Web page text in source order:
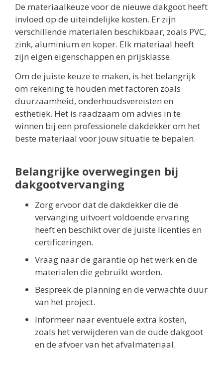
De materiaalkeuze voor de nieuwe dakgoot heeft
invloed op de uiteindelijke kosten. Er zijn
verschillende materialen beschikbaar, zoals PVC,
zink, aluminium en koper. Elk materiaal heeft
zijn eigen eigenschappen en prijsklasse.
Om de juiste keuze te maken, is het belangrijk
om rekening te houden met factoren zoals
duurzaamheid, onderhoudsvereisten en
esthetiek. Het is raadzaam om advies in te
winnen bij een professionele dakdekker om het
beste materiaal voor jouw situatie te bepalen.
Belangrijke overwegingen bij
dakgootvervanging
Zorg ervoor dat de dakdekker die de
vervanging uitvoert voldoende ervaring
heeft en beschikt over de juiste licenties en
certificeringen.
Vraag naar de garantie op het werk en de
materialen die gebruikt worden.
Bespreek de planning en de verwachte duur
van het project.
Informeer naar eventuele extra kosten,
zoals het verwijderen van de oude dakgoot
en de afvoer van het afvalmateriaal.